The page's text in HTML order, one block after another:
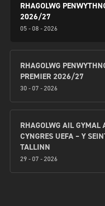
RHAGOLWG
2026/27
05 - 08 - 2026
RHAGOLWG
PREMIER 2026/27
30 - 07 - 2026
RHAGOLWG AIL GYMAL
CYNGRES UEFA – Y
TALLINN
29 - 07 - 2026